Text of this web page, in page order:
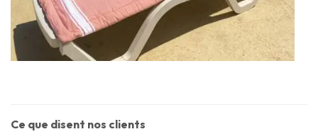
Ce que disent nos clients